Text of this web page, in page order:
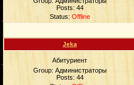
Posts: 44
Status: Offline
Jeka
Абитуриент
Group: Администраторы
Posts: 44